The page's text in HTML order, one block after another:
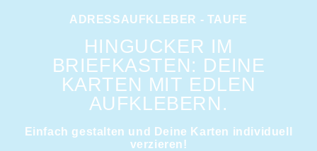
ADRESSAUFKLEBER - TAUFE
HINGUCKER IM
BRIEFKASTEN: DEINE
KARTEN MIT EDLEN
AUFKLEBERN.
Einfach gestalten und Deine Karten individuell
verzieren!